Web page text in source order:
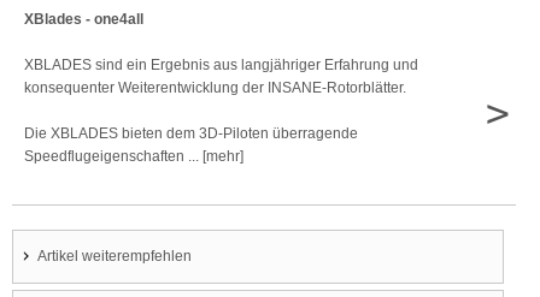
XBlades - one4all
XBLADES sind ein Ergebnis aus langjähriger Erfahrung und
konsequenter Weiterentwicklung der INSANE-Rotorblätter.
Die XBLADES bieten dem 3D-Piloten überragende
Speedflugeigenschaften ... [mehr]
>
Artikel weiterempfehlen